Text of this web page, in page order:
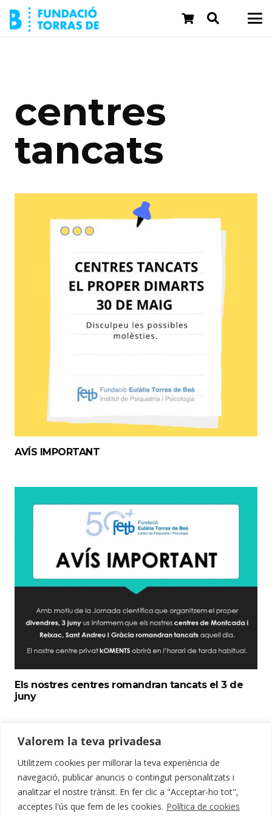
Valorem la teva privadesa
Utilitzem cookies per millorar la teva experiència de
navegació, publicar anuncis o contingut personalitzats i
analitzar el nostre trànsit. En fer clic a "Acceptar-ho tot",
acceptes l'ús que fem de les cookies. Política de cookies
centres
tancats
AVÍS IMPORTANT
Els nostres centres romandran tancats el 3 de
juny
Design by:Mustachecreative.com